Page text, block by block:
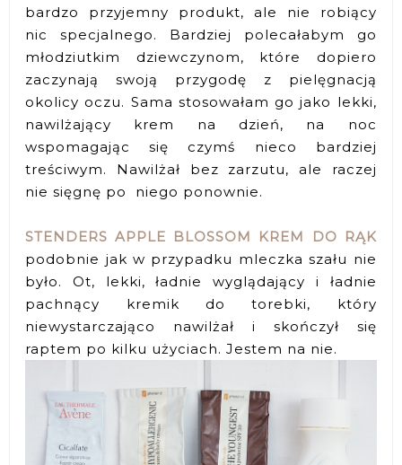
bardzo przyjemny produkt, ale nie robiący
nic specjalnego. Bardziej polecałabym go
młodziutkim dziewczynom, które dopiero
zaczynają swoją przygodę z pielęgnacją
okolicy oczu. Sama stosowałam go jako lekki,
nawilżający krem na dzień, na noc
wspomagając się czymś nieco bardziej
treściwym. Nawilżał bez zarzutu, ale raczej
nie sięgnę po niego ponownie.
STENDERS APPLE BLOSSOM KREM DO RĄK
podobnie jak w przypadku mleczka szału nie
było. Ot, lekki, ładnie wyglądający i ładnie
pachnący kremik do torebki, który
niewystarczająco nawilżał i skończył się
raptem po kilku użyciach. Jestem na nie.